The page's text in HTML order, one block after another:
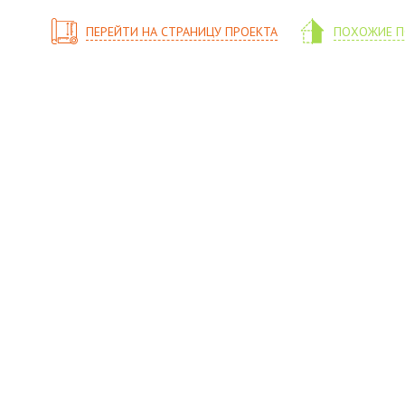
ПЕРЕЙТИ НА СТРАНИЦУ ПРОЕКТА ПОХОЖИЕ